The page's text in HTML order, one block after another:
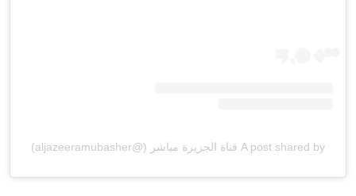
A post shared by قناة الجزيرة مباشر (@aljazeeramubasher)